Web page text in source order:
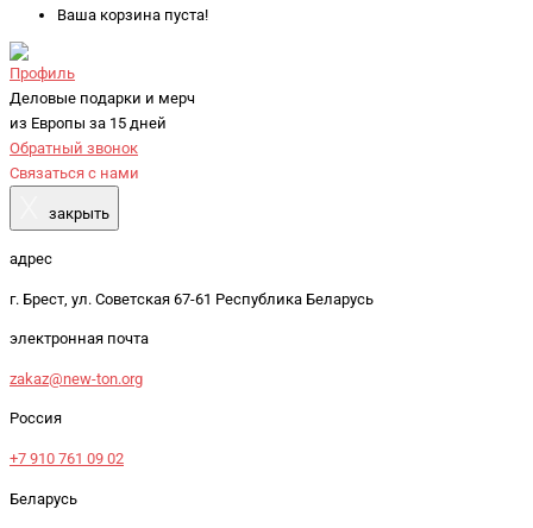
Ваша корзина пуста!
Профиль
Деловые подарки и мерч
из Европы за 15 дней
Обратный звонок
Связаться с нами
закрыть
адрес
г. Брест, ул. Советская 67-61 Республика Беларусь
электронная почта
zakaz@new-ton.org
Россия
+7 910 761 09 02
Беларусь